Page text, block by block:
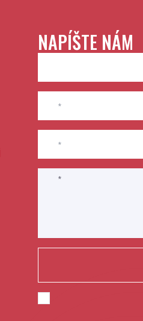
NAPÍŠTE NÁM